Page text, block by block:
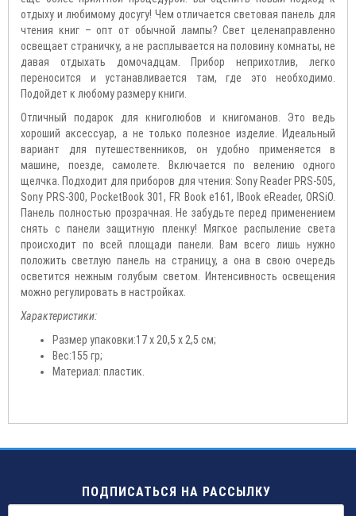
отдыху и любимому досугу! Чем отличается световая панель для
чтения книг – опт от обычной лампы? Свет целенаправленно
освещает страничку, а не расплывается на половину комнаты, не
давая отдыхать домочадцам. Прибор неприхотлив, легко
переносится и устанавливается там, где это необходимо.
Подойдет к любому размеру книги.
Отличный подарок для книголюбов и книгоманов. Это ведь
хороший аксессуар, а не только полезное изделие. Идеальный
вариант для путешественников, он удобно применяется в
машине, поезде, самолете. Включается по велению одного
щелчка. Подходит для приборов для чтения: Sony ReaderPRS-505,
Sony PRS-300,PocketBook 301,FR Book e161, lBook eReader,ORSiO
Панель полностью прозрачная. Не забудьте перед применением
снять с панели защитную пленку! Мягкое распыление света
происходит по всей площади панели. Вам всего лишь нужно
положить светлую панель на страницу, а она в свою очередь
осветится нежнымголубым светом. Интенсивность освещения
можно регулировать в настройках.
Характеристики:
Размер упаковки:17 х 20,5 х 2,5 см;
Вес:155 гр;
Материал: пластик.
ПОДПИСАТЬСЯ НА РАССЫЛКУ